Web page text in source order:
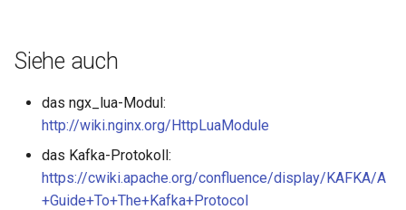
Siehe auch
das ngx_lua-Modul:
http://wiki.nginx.org/HttpLuaModule
das Kafka-Protokoll:
https://cwiki.apache.org/confluence/display/KAFKA/A
+Guide+To+The+Kafka+Protocol